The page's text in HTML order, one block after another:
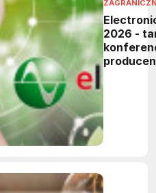
2026 -